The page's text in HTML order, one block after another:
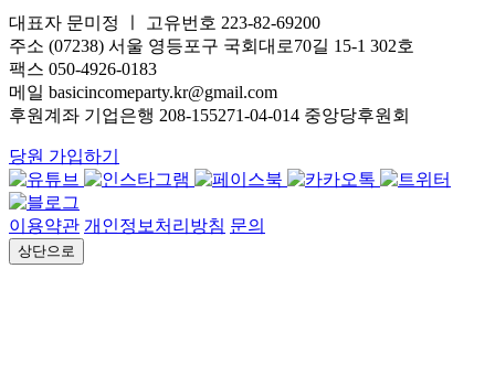
대표자 문미정 ㅣ 고유번호 223-82-69200
주소 (07238) 서울 영등포구 국회대로70길 15-1 302호
팩스 050-4926-0183
메일 basicincomeparty.kr@gmail.com
후원계좌 기업은행 208-155271-04-014 중앙당후원회
당원 가입하기
이용약관 개인정보처리방침 문의
상단으로